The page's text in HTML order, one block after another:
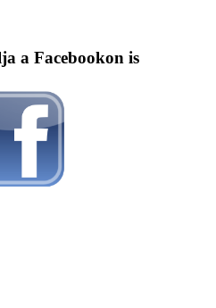
a Facebookon is